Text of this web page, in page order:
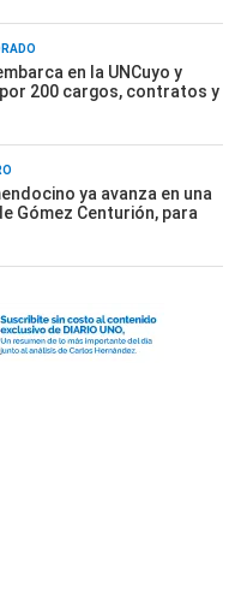
en la UNCuyo y
200 cargos, contratos y
ya avanza en una
Gómez Centurión, para